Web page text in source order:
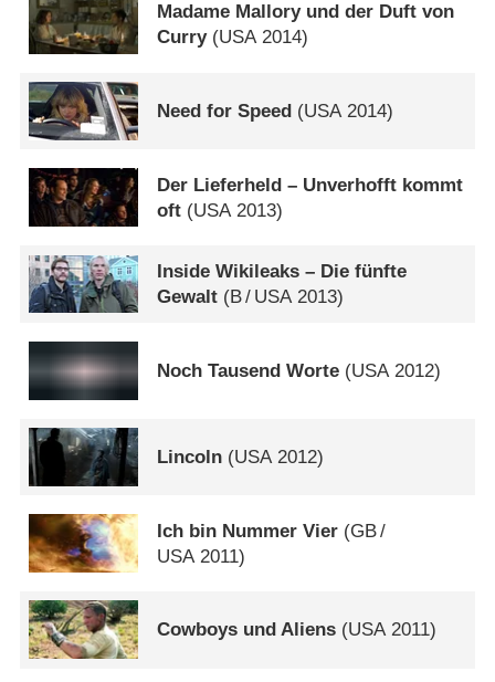
Madame Mallory und der Duft von
Curry(USA2014)
Need for Speed (USA2014)
Der Lieferheld – Unverhofft kommt
oft (USA 2013)
Inside Wikileaks – Die fünfte
Gewalt (B/ USA2013)
Noch Tausend Worte (USA 2012)
Lincoln (USA2012)
Ich bin Nummer Vier (GB/
USA 2011)
Cowboys und Aliens (USA2011)